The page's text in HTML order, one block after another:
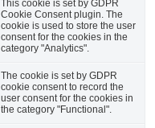
This cookie is set by GDPR
Cookie Consent plugin. The
cookie is used to store the user
consent for the cookies in the
category "Analytics".
The cookie is set by GDPR
cookie consent to record the
user consent for the cookies in
the category "Functional".